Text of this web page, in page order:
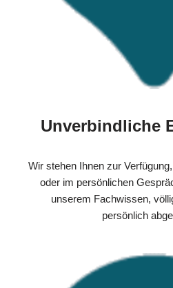
Unverbindliche
Wir stehen Ihnen zur
oder im persönlichen
unserem Fachwissen,
persönlich